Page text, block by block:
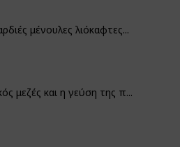
μένουλες λιόκαφτες...
μεζές και η γεύση της π...